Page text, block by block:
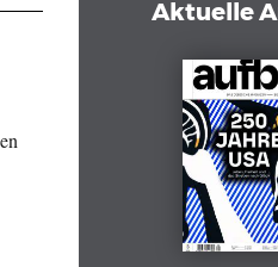
Aktuelle